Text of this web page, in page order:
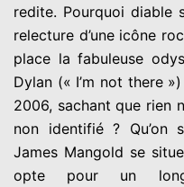
redite. Pourquoi diable
relecture d’une icône
place la fabuleuse
Dylan (« I’m not there
2006, sachant que rien
non identifié ? Qu’on
James Mangold se
opte pour un